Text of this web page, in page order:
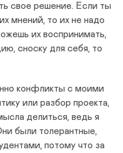
свое решение. Если ты
мнений, то их не надо
их воспринимать,
сноску для себя, то
конфликты с моими
или разбор проекта,
делиться, ведь я
были толерантные,
потому что за